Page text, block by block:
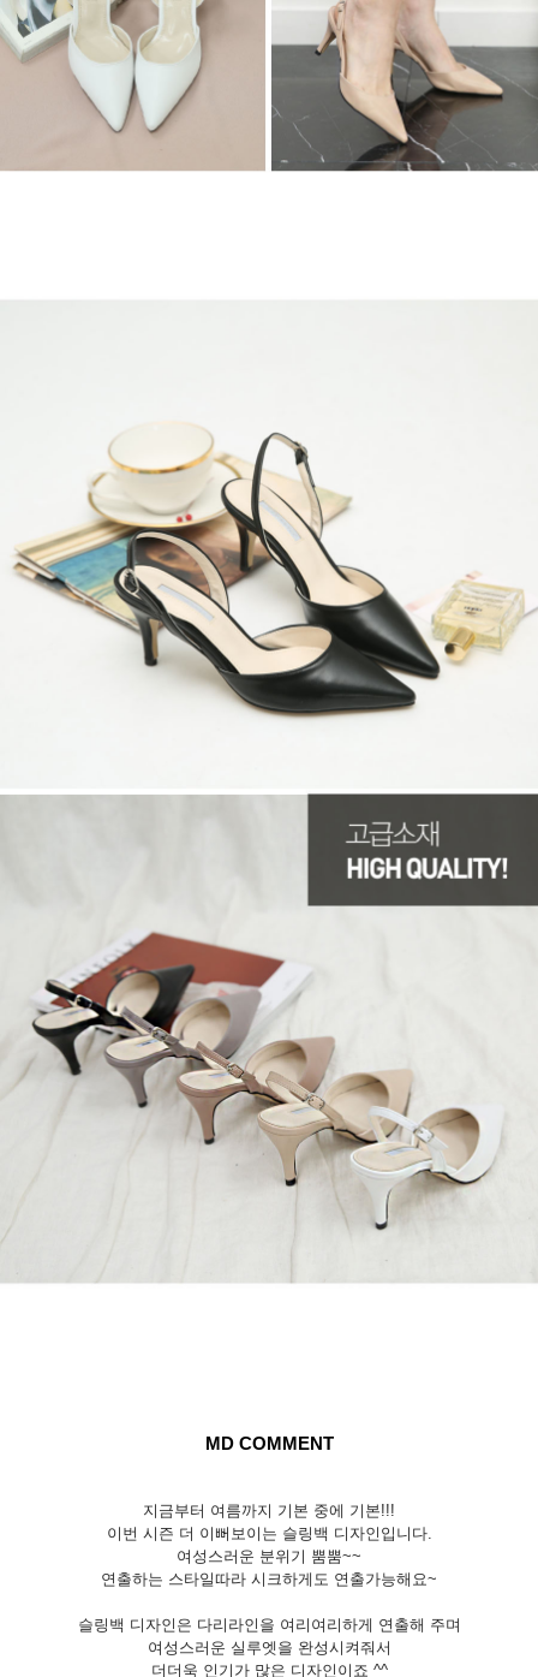
MD COMMENT
지금부터 여름까지 기본 중에 기본!!!
이번 시즌 더 이뻐보이는 슬링백 디자인입니다.
여성스러운 분위기 뿜뿜~~
연출하는 스타일따라 시크하게도 연출가능해요~
슬링백 디자인은 다리라인을 여리여리하게 연출해 주며
여성스러운 실루엣을 완성시켜줘서
더더욱 인기가 많은 디자인이죠 ^^